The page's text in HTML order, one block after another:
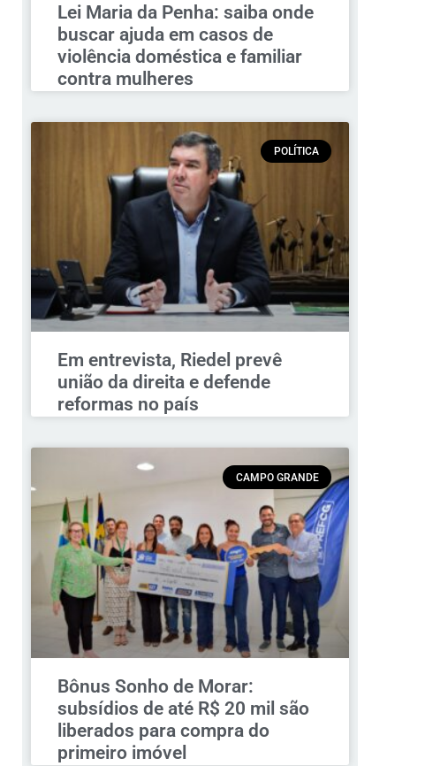
Lei Maria da Penha: saiba onde
buscar ajuda em casos de
violência doméstica e familiar
contra mulheres
POLÍTICA
Em entrevista, Riedel prevê
união da direita e defende
reformas no país
CAMPO GRANDE
Bônus Sonho de Morar:
subsídios de até R$ 20 mil são
liberados para compra do
primeiro imóvel